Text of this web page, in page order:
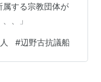
する宗教団体が
、」
#辺野古抗議船